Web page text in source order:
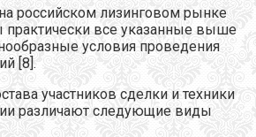
российском лизинговом рынке
все указанные выше
условия проведения
[8].
участников сделки и техники
различают следующие виды